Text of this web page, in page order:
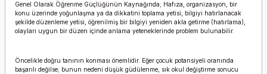
Genel Olarak Öğrenme Güçlüğünün Kaynağında; Hafıza, organizasyon, bir
konu üzerinde yoğunlaşma ya da dikkatini toplama yetisi, bilgiyi hatırlanacak
şekilde düzenleme yetisi, öğrenilmiş bir bilgiyi yeniden akla getirme (hatırlama),
olayları uygun bir düzen içinde anlama yeteneklerinde problem bulunabilir.
Öncelikle doğru tanının konması önemlidir. Eğer çocuk potansiyeli oranında
başarılı değilse; bunun nedeni düşük güdülenme, sık okul değiştirme sonucu